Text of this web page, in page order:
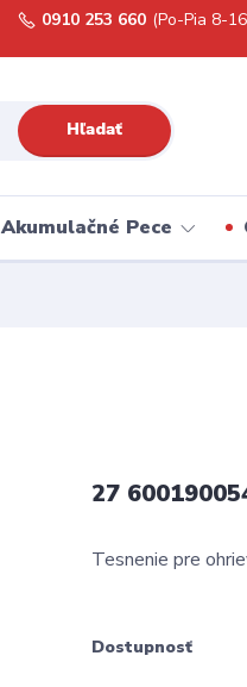
Hľadať
0910 253 660 (Po-Pia 8-
Akumulačné Pece
27
Tesnenie pre
Dostupnosť